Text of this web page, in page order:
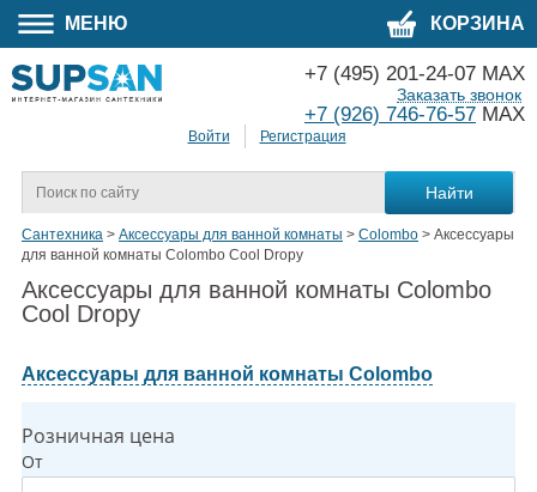
МЕНЮ КОРЗИНА
Войти Регистрация
+7 (495) 201-24-07 MAX
+7 (926) 746-76-57 MAX
Заказать звонок
Сантехника > Аксессуары для ванной комнаты > Colombo > Аксессуары
для ванной комнаты Colombo Cool Dropy
Аксессуары для ванной комнаты Colombo
Cool Dropy
Аксессуары для ванной комнаты Colombo
Розничная цена
От